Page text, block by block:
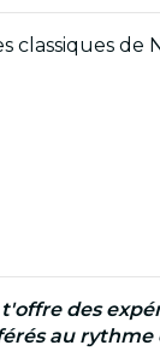
classiques de
des
au rythme